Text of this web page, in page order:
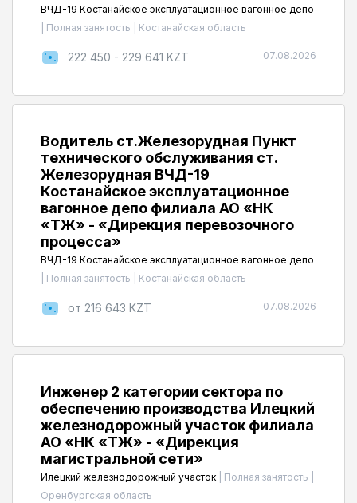
ВЧД-19 Костанайское эксплуатационное вагонное депо
Полная занятость Костанайская область
222 450 - 229 641 KZT 07.08.2026
Водитель ст.Железорудная Пункт
технического обслуживания ст.
Железорудная ВЧД-19
Костанайское эксплуатационное
вагонное депо филиала АО «НК
«ҚТЖ» - «Дирекция перевозочного
процесса»
ВЧД-19 Костанайское эксплуатационное вагонное депо
Полная занятость Костанайская область
от 216 643 KZT 07.08.2026
Инженер 2 категории сектора по
обеспечению производства Илецкий
железнодорожный участок филиала
АО «НК «ҚТЖ» - «Дирекция
магистральной сети»
Илецкий железнодорожный участок Полная занятость
Оренбургская область